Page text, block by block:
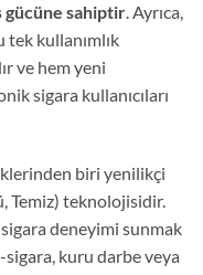
gücüne sahiptir. Ayrıca,
kullanımlık
ve hem yeni
sigara kullanıcıları
biri yenilikçi
Temiz) teknolojisidir.
deneyimi sunmak
sigara, kuru darbe veya